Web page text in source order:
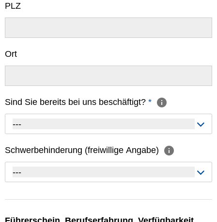
PLZ
Ort
Sind Sie bereits bei uns beschäftigt? *
---
Schwerbehinderung (freiwillige Angabe)
---